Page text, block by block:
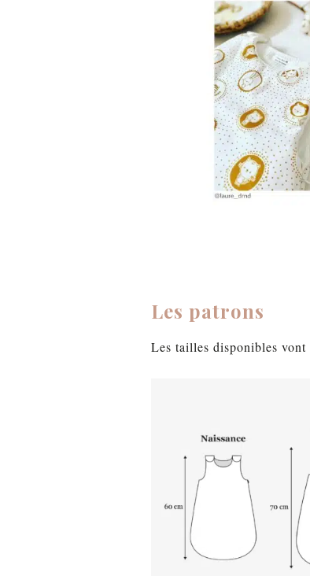
Les patrons
Les tailles disponibles vont